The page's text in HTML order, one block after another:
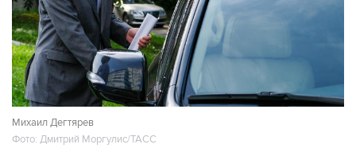
Михаил Дегтярев
Фото: Дмитрий Моргулис/ТАСС